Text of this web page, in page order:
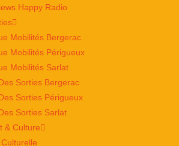
Happy Radio
Mobilités Bergerac
Mobilités Périgueux
Mobilités Sarlat
Sorties Bergerac
Sorties Périgueux
Sorties Sarlat
& Culture